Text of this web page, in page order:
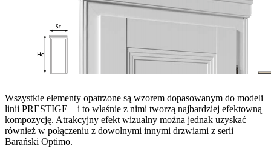
Wszystkie elementy opatrzone są wzorem dopasowanym do modeli
linii PRESTIGE – i to właśnie z nimi tworzą najbardziej efektowną
kompozycję. Atrakcyjny efekt wizualny można jednak uzyskać
również w połączeniu z dowolnymi innymi drzwiami z serii
Barański Optimo.